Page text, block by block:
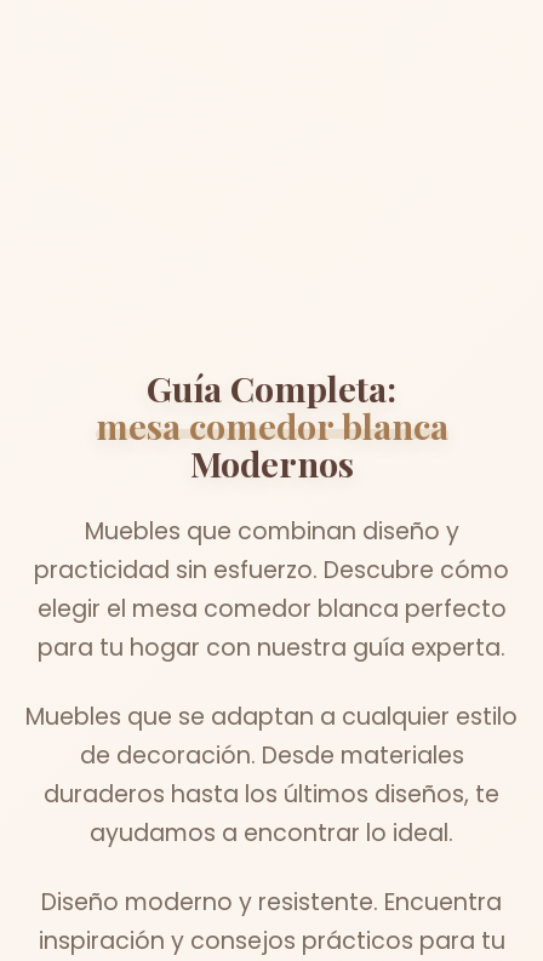
Guía Completa:
mesa comedor blanca
Modernos
Muebles que combinan diseño y
practicidad sin esfuerzo. Descubre cómo
elegir el mesa comedor blanca perfecto
para tu hogar con nuestra guía experta.
Muebles que se adaptan a cualquier estilo
de decoración. Desde materiales
duraderos hasta los últimos diseños, te
ayudamos a encontrar lo ideal.
Diseño moderno y resistente. Encuentra
inspiración y consejos prácticos para tu